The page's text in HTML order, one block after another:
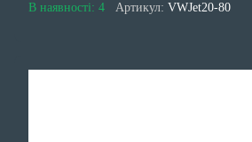
В наявності: 4 Артикул: VWJet20-80